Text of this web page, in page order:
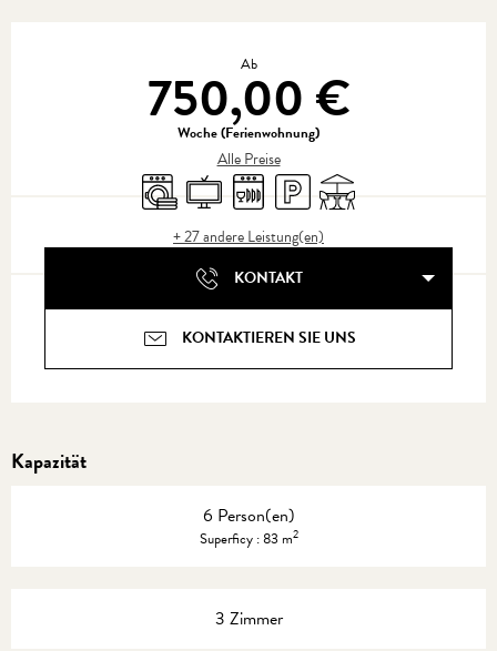
Ab
750,00 €
Woche (Ferienwohnung)
Alle Preise
Waschmaschine
FernsehenGeschirrspülmaschine
ParkplatzTerrasse
+ 27 andere Leistung(en)
KONTAKT
KONTAKTIEREN SIE UNS
Kapazität
6 Person(en)
Superficy : 83 m2
3 Zimmer